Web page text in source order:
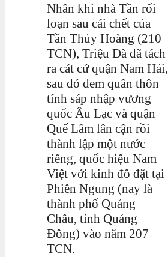
Nhân khi nhà Tần rối
loạn sau cái chết của
Tần Thủy Hoàng (210
TCN), Triệu Đà đã tách
ra cát cứ quận Nam Hải,
sau đó đem quân thôn
tính sáp nhập vương
quốc Âu Lạc và quận
Quế Lâm lân cận rồi
thành lập một nước
riêng, quốc hiệu Nam
Việt với kinh đô đặt tại
Phiên Ngung (nay là
thành phố Quảng
Châu, tỉnh Quảng
Đông) vào năm 207
TCN.